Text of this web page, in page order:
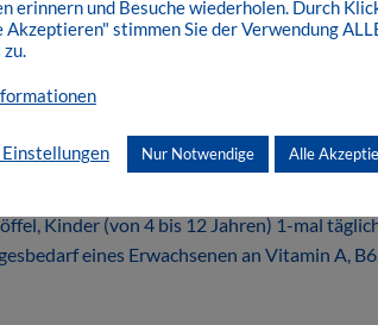
die, die ihr Wohlbefinden auf natürliche
normalen Funktion des Immunsystems bei.
Kinder (von 4 bis 12 Jahren) 1-mal
eines Erwachsenen an Vitamin A,
erinnern und Besuche wiederholen. Durch
Akzeptieren" stimmen Sie der Verwendung
zu.
Nur Notwendige Alle